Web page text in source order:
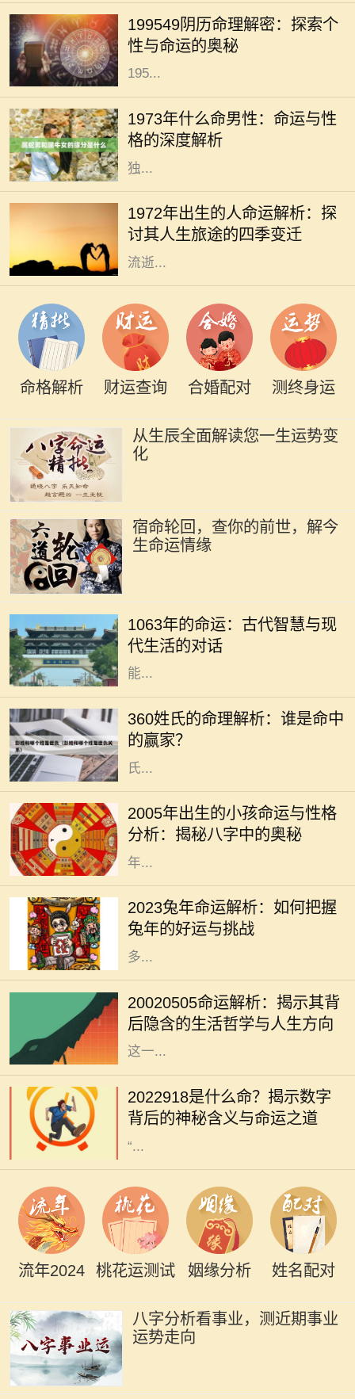
199549阴历命理解密：探索个
性与命运的奥秘
势与性格的重要工具，尤其是通过阴
历来分析一个人的命运。今天，我们
将深入探讨19549年阴历（即公历的
195...
1973年什么命男性：命运与性
格的深度解析
1973年，是一个在中国农历中被称为
“水牛年”的年份。根据命理学说，
1973年出生的男性被认为是“水命”。
水命的男性在性格和命运上展现出
独...
1972年出生的人命运解析：探
讨其人生旅途的四季变迁
每一个年份都是命运的一个分点，
1972年的出生者更是承载着特定时代
的印记。在这一年的春天，空气中充
满着希望与新生，然而，随着时间的
流逝...
命格解析 财运查询 合婚配对 测终身运
从生辰全面解读您一生运势变
化
宿命轮回，查你的前世，解今
生命运情缘
1063年的命运：古代智慧与现
代生活的对话
独特的文化和命运，而1063年则是一
个充满神秘和启示的年份。对于现代
人来说，解读这一年所蕴含的智慧，
能...
360姓氏的命理解析：谁是命中
的赢家？
在浩瀚的中华文化中，姓氏不仅仅是
一个符号，更承载着一家人的历史与
文化。360个姓氏各有其独特的命理
特征，今天我们就来探讨一下这些姓
氏...
2005年出生的小孩命运与性格
分析：揭秘八字中的奥秘
2005年，戊戌年，是中国农历中的一
个特殊年份。这一年出生的小孩子，
将在未来的生活中展现出独特的个性
和命运。从命理学的角度来看，2005
年...
2023兔年命运解析：如何把握
兔年的好运与挑战
2023年是兔年，兔年象征着温和、机
智与灵巧。在中国传统文化中，兔子
被视为吉祥的动物，预示着繁荣和好
运。因此，在兔年，我们可以期待许
多...
20020505命运解析：揭示其背
后隐含的生活哲学与人生方向
每一个出生日期都蕴藏着独特的命运
密码，2002年5月5日也是如此。这
一天的组合，不仅仅是数字的叠加，
更是宇宙中某种能量的交汇。通过对
这一...
2022918是什么命？揭示数字
背后的神秘含义与命运之道
在中国传统文化中，数字与命运之间
有着千丝万缕的联系。尤其是某些特
定的数字，常常被赋予特殊的意义和
象征。今天，我们就来深入探讨一下
“...
流年2024 桃花运测试 姻缘分析 姓名配对
八字分析看事业，测近期事业
运势走向